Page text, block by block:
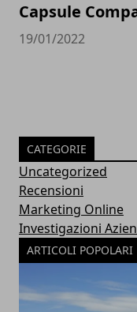
Capsule
19/01/2022
CATEGORIE
Uncategorized
Recensioni
Marketing Online
Investigazioni
ARTICOLI POPOLARI